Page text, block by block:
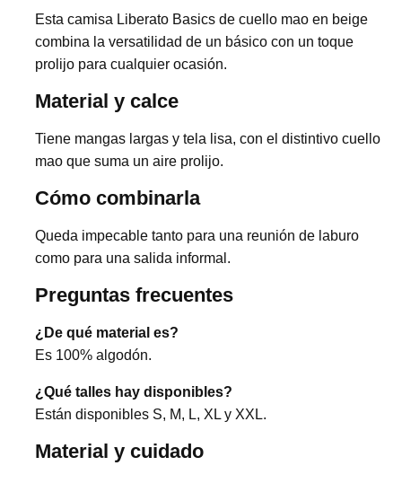
Esta camisa Liberato Basics de cuello mao en beige
combina la versatilidad de un básico con un toque
prolijo para cualquier ocasión.
Material y calce
Tiene mangas largas y tela lisa, con el distintivo cuello
mao que suma un aire prolijo.
Cómo combinarla
Queda impecable tanto para una reunión de laburo
como para una salida informal.
Preguntas frecuentes
¿De qué material es?
Es 100% algodón.
¿Qué talles hay disponibles?
Están disponibles S, M, L, XL y XXL.
Material y cuidado